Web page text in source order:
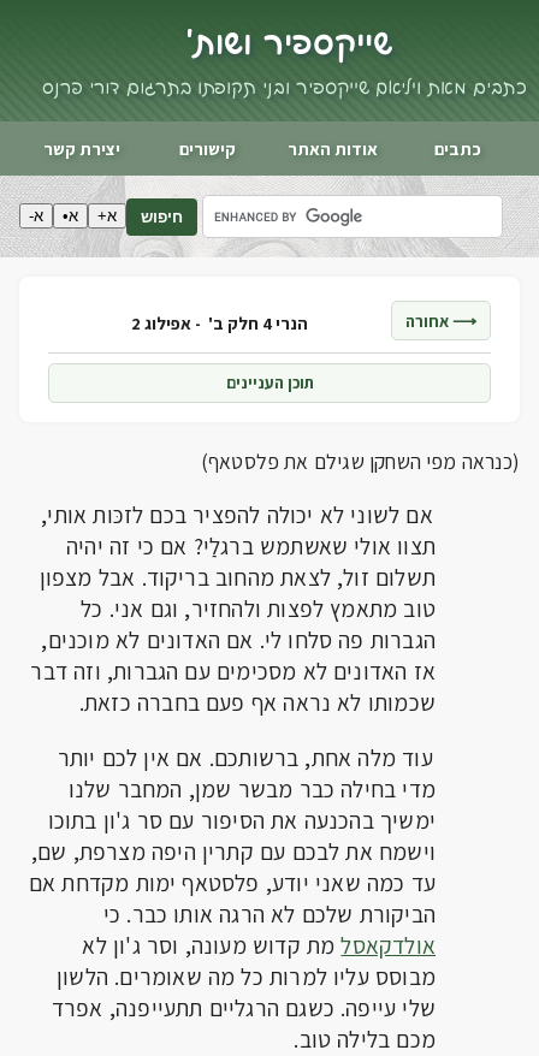
שייקספיר ושות'
כתבים מאת ויליאם שייקספיר ובני תקופתו בתרגום דורי פרנס
כתבים אודות האתר קישורים יצירת קשר
חיפוש א+ א• א-
⟶ אחורה הנרי 4 חלק ב' - אפילוג 2
תוכן העניינים
(כנראה מפי השחקן שגילם את פלסטאף)
אם לשוני לא יכולה להפציר בכם לזכּות אותי,
תצוו אולי שאשתמש ברגלַי? אם כי זה יהיה
תשלום זול, לצאת מהחוב בריקוד. אבל מצפון
טוב מתאמץ לפצות ולהחזיר, וגם אני. כל
הגברות פה סלחו לי. אם האדונים לא מוכנים,
אז האדונים לא מסכימים עם הגברות, וזה דבר
שכמותו לא נראה אף פעם בחברה כזאת.
עוד מלה אחת, ברשותכם. אם אין לכם יותר
מדי בחילה כבר מבשר שמן, המחבר שלנו
ימשיך בהכנעה את הסיפור עם סר ג'ון בתוכו
וישמח את לבכם עם קתרין היפה מצרפת, שם,
עד כמה שאני יודע, פלסטאף ימות מקדחת אם
הביקורת שלכם לא הרגה אותו כבר. כי
אולדקאסלמת קדוש מעונה, וסר ג'ון לא
מבוסס עליו למרות כל מה שאומרים. הלשון
שלי עייפה. כשגם הרגליים תתעייפנה, אפרד
מכם בלילה טוב.